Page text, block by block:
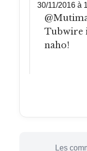
30/11/2016 à
Tubwire
naho!
Les